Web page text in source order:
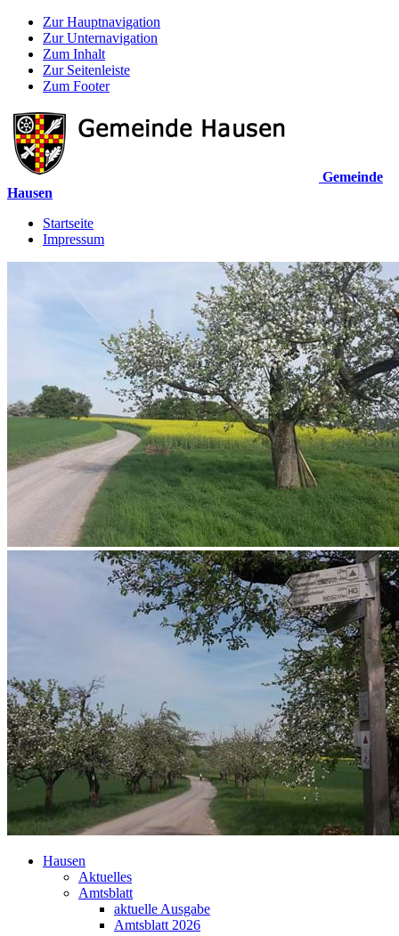
Zur Hauptnavigation
Zur Unternavigation
Zum Inhalt
Zur Seitenleiste
Zum Footer
Gemeinde
Hausen
Startseite
Impressum
Hausen
Aktuelles
Amtsblatt
aktuelle Ausgabe
Amtsblatt 2026